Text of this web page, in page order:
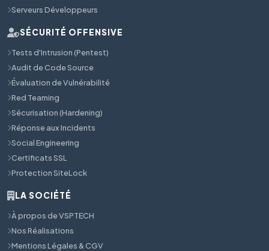
Serveurs Développeurs
SÉCURITÉ OFFENSIVE
Tests d'Intrusion (Pentest)
Audit de Code Source
Évaluation de Vulnérabilité
Red Teaming
Sécurisation (Hardening)
Réponse aux Incidents
Social Engineering
Certificats SSL
Protection SiteLock
LA SOCIÉTÉ
À propos de VSPTECH
Nos Réalisations
Mentions Légales & CGV